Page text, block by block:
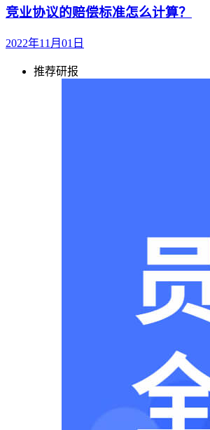
竞业协议的赔偿标准怎么计算？
2022年11月01日
推荐研报